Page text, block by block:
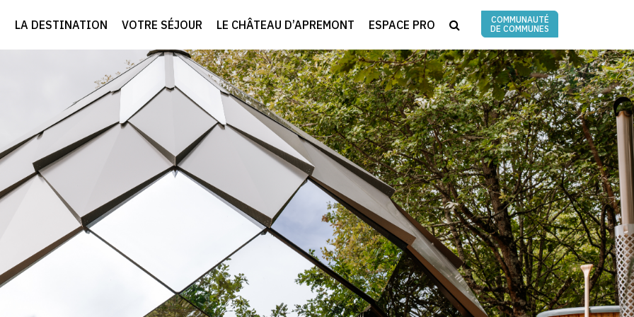
LA DESTINATION VOTRE SÉJOUR LE CHÂTEAU D’APREMONT ESPACE PRO RECHERCHE
COMMUNAUTÉ
DE COMMUNES